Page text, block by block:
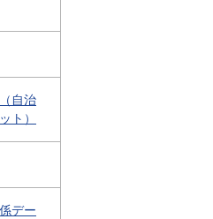
自治
ト）
デー